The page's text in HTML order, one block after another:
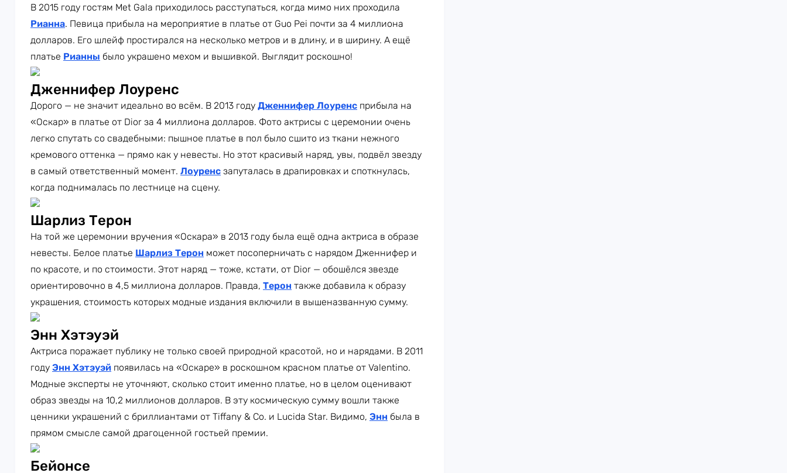
В 2015 году гостям Met Gala приходилось расступаться, когда мимо них проходила
Рианна. Певица прибыла на мероприятие в платье от Guo Pei почти за 4 миллиона
долларов. Его шлейф простирался на несколько метров и в длину, и в ширину. А ещё
платье Рианны было украшено мехом и вышивкой. Выглядит роскошно!
Дженнифер Лоуренс
Дорого — не значит идеально во всём. В 2013 году Дженнифер Лоуренс прибыла на
«Оскар» в платье от Dior за 4 миллиона долларов. Фото актрисы с церемонии очень
легко спутать со свадебными: пышное платье в пол было сшито из ткани нежного
кремового оттенка — прямо как у невесты. Но этот красивый наряд, увы, подвёл звезду
в самый ответственный момент. Лоуренс запуталась в драпировках и споткнулась,
когда поднималась по лестнице на сцену.
Шарлиз Терон
На той же церемонии вручения «Оскара» в 2013 году была ещё одна актриса в образе
невесты. Белое платье Шарлиз Терон может посоперничать с нарядом Дженнифер и
по красоте, и по стоимости. Этот наряд — тоже, кстати, от Dior — обошёлся звезде
ориентировочно в 4,5 миллиона долларов. Правда, Терон также добавила к образу
украшения, стоимость которых модные издания включили в вышеназванную сумму.
Энн Хэтэуэй
Актриса поражает публику не только своей природной красотой, но и нарядами. В 2011
году Энн Хэтэуэй появилась на «Оскаре» в роскошном красном платье от Valentino.
Модные эксперты не уточняют, сколько стоит именно платье, но в целом оценивают
образ звезды на 10,2 миллионов долларов. В эту космическую сумму вошли также
ценники украшений с бриллиантами от Tiffany & Co. и Lucida Star. Видимо, Энн была в
прямом смысле самой драгоценной гостьей премии.
Бейонсе